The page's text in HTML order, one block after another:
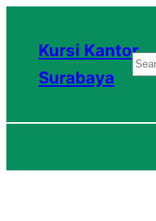
konten
Kursi Kantor
Surabaya
S
a
c